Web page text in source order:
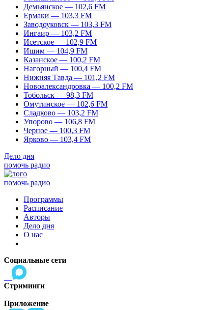
Демьянское — 102,6 FM
Ермаки — 103,3 FM
Заводоуковск — 103,3 FM
Ингаир — 103,2 FM
Исетское — 102,9 FM
Ишим — 104,9 FM
Казанское — 100,2 FM
Нагорный — 100,4 FM
Нижняя Тавда — 101,2 FM
Новоалександровка — 100,2 FM
Тобольск — 98,3 FM
Омутинское — 102,6 FM
Сладково — 103,2 FM
Упорово — 106,8 FM
Черное — 100,3 FM
Ярково — 103,4 FM
Дело дня
помочь радио
помочь радио
Программы
Расписание
Авторы
Дело дня
О нас
Социальные сети
Стриминги
Приложение